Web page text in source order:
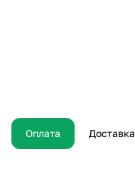
Оплата Доставка